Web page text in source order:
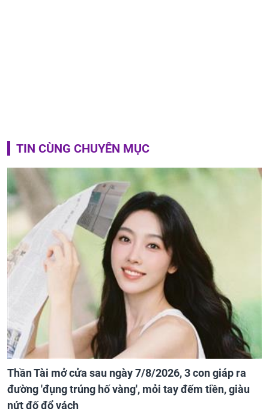
TIN CÙNG CHUYÊN MỤC
Thần Tài mở cửa sau ngày 7/8/2026, 3 con giáp ra
đường 'đụng trúng hố vàng', mỏi tay đếm tiền, giàu
nứt đố đổ vách